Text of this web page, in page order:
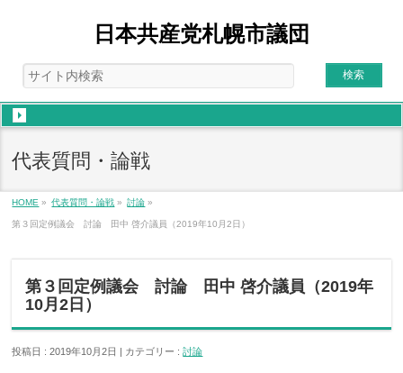
日本共産党札幌市議団
代表質問・論戦
HOME » 代表質問・論戦 » 討論 »
第３回定例議会 討論 田中 啓介議員（2019年10月2日）
第３回定例議会 討論 田中 啓介議員（2019年
10月2日）
投稿日 : 2019年10月2日 カテゴリー :討論